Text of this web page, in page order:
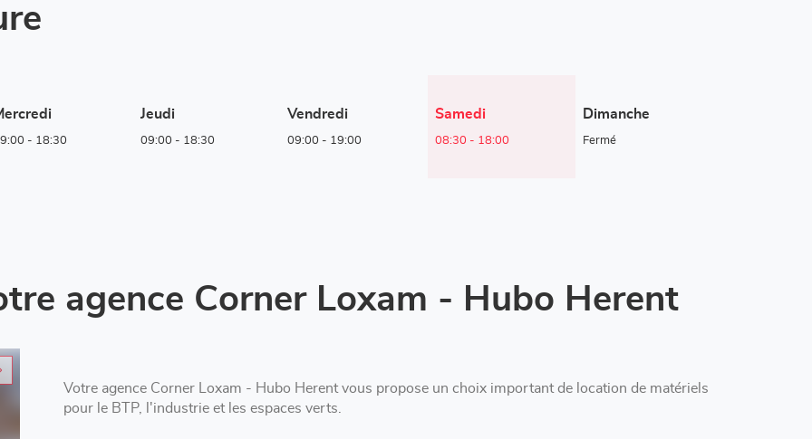
- 18:30
Jeudi
09:00 - 18:30
Vendredi
09:00 - 19:00
Horaires
d'ouverture
Samedi
08:30 - 18:00
Dimanche
Fermé
agence Corner Loxam - Hubo Herent
Votre agence Corner Loxam - Hubo Herent vous propose un choix important de location de matériels
pour le BTP, l'industrie et les espaces verts.